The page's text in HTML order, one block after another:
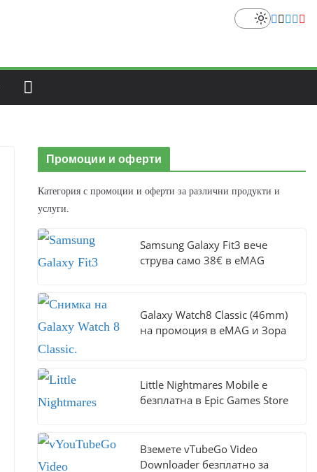
Промоции и оферти
Категория с промоции и оферти за различни продукти и
услуги.
Samsung Galaxy Fit3 вече
струва само 38€ в eMAG
Galaxy Watch8 Classic (46mm)
на промоция в eMAG и Зора
Little Nightmares Mobile е
безплатна в Epic Games Store
Вземете vTubeGo Video
Downloader безплатно за